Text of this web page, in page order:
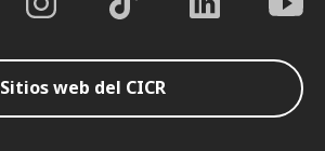
Sitios web del CICR